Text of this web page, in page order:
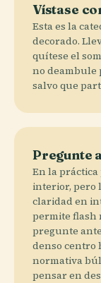
Vístase
Esta es la
decorado.
quítese el
no deambule
salvo que
Pregunte
En la
interior, pero
claridad en
permite flash
pregunte
denso centro
normativa
pensar en